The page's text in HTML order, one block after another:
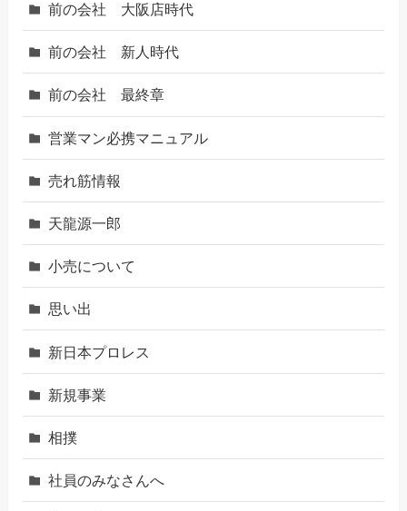
前の会社 大阪店時代
前の会社 新人時代
前の会社 最終章
営業マン必携マニュアル
売れ筋情報
天龍源一郎
小売について
思い出
新日本プロレス
新規事業
相撲
社員のみなさんへ